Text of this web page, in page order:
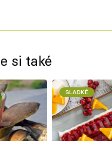
si také
SLADKÉ